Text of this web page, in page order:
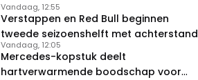
Verstappen en Red Bull beginnen
tweede seizoenshelft met achterstand
Vandaag, 12:55
Mercedes-kopstuk deelt
hartverwarmende boodschap voor
Vandaag, 12:05